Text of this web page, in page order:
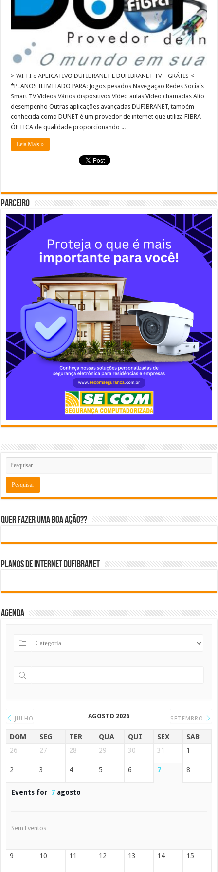
> WI-FI e APLICATIVO DUFIBRANET E DUFIBRANET TV – GRÁTIS <
*PLANOS ILIMITADO PARA: Jogos pesados Navegação Redes Sociais
Smart TV Vídeos Vários dispositivos Vídeo aulas​ Vídeo chamadas Alto
desempenho Outras aplicações avançadas DUFIBRANET, também
conhecida como DUNET é um provedor de internet que utiliza FIBRA
ÓPTICA de qualidade proporcionando ...
Leia Mais »
Parceiro
Quer fazer uma boa ação??
Planos de internet DUFIBRANET
Agenda
JULHO AGOSTO 2026 SETEMBRO
DOM SEG TER QUA QUI SEX SAB
26 27 28 29 30 31 1
2 3 4 5 6 7 8
Events for 7 agosto
Sem Eventos
9 10 11 12 13 14 15